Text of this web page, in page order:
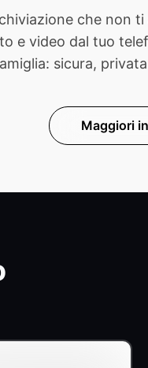
che non
e video dal tuo
sicura,
Maggiori